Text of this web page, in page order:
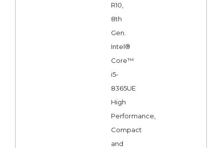
R10,
8th
Gen.
Intel®
Core™
i5-
8365UE
High
Performance,
Compact
and